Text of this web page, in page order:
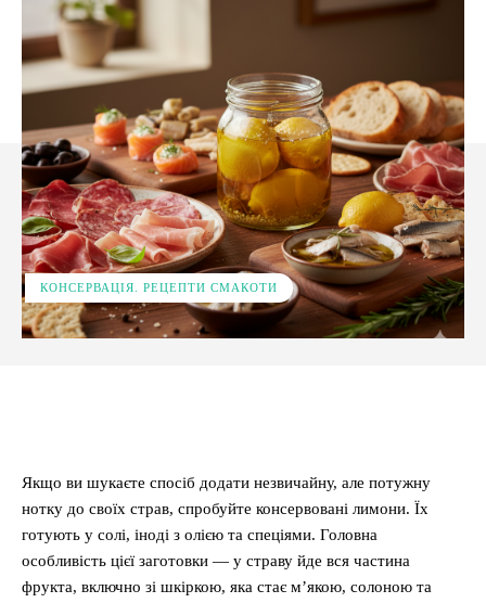
КОНСЕРВАЦІЯ. РЕЦЕПТИ СМАКОТИ
Якщо ви шукаєте спосіб додати незвичайну, але потужну
нотку до своїх страв, спробуйте консервовані лимони. Їх
готують у солі, іноді з олією та спеціями. Головна
особливість цієї заготовки — у страву йде вся частина
фрукта, включно зі шкіркою, яка стає м’якою, солоною та